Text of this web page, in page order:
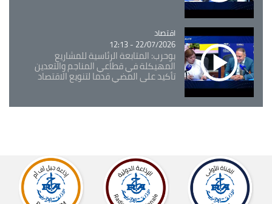
Catégorie
اقتصاد
22/07/2026 - 12:13
بوحرب: المتابعة الرئاسية للمشاريع
المهيكلة في قطاعي المناجم والتعدين
تأكيد على المضي قدما لتنويع الاقتصاد